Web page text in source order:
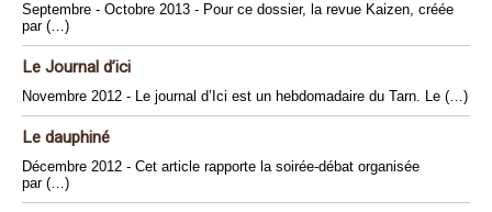
Septembre - Octobre 2013 - Pour ce dossier, la revue Kaizen, créée
par (…)
Le Journal d’ici
Novembre 2012 - Le journal d’Ici est un hebdomadaire du Tarn. Le (…)
Le dauphiné
Décembre 2012 - Cet article rapporte la soirée-débat organisée
par (…)